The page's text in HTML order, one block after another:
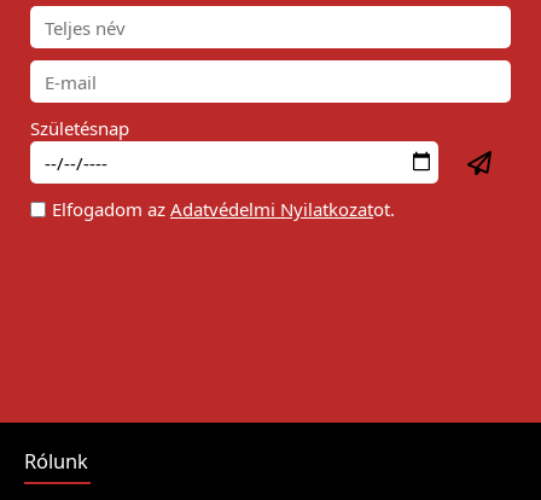
Születésnap
Elfogadom az Adatvédelmi Nyilatkozatot.
Rólunk